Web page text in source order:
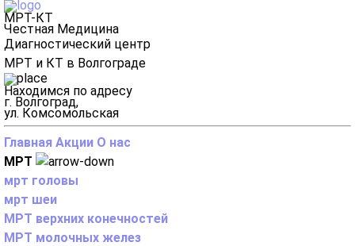
МРТ-КТ
Честная Медицина
Диагностический центр
МРТ и КТ в Волгограде
Находимся по адресу
г. Волгоград,
ул. Комсомольская
Главная Акции О нас
МРТ
мрт головы
мрт шеи
МРТ верхних конечностей
МРТ молочных желез